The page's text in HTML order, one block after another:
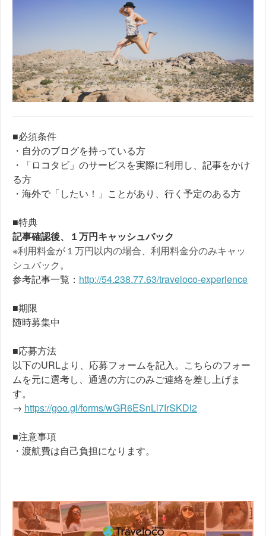
■必須条件
・自分のブログを持っている方
・「ロコタビ」のサービスを実際に利用し、記事をかけ
る方
・海外で「したい！」ことがあり、行く予定のある方
■特典
記事確認後、１万円キャッシュバック
※利用料金が１万円以内の場合、利用料金分のみキャッ
シュバック。
参考記事一覧： http://54.238.77.63/traveloco-experience
■期限
随時募集中
■応募方法
以下のURLより、応募フォームを記入。こちらのフォー
ムを元に選考し、通過の方にのみご連絡を差し上げま
す。
→ https://goo.gl/forms/wGR6ESnLl7IrSKDl2
■注意事項
・渡航費は自己負担になります。